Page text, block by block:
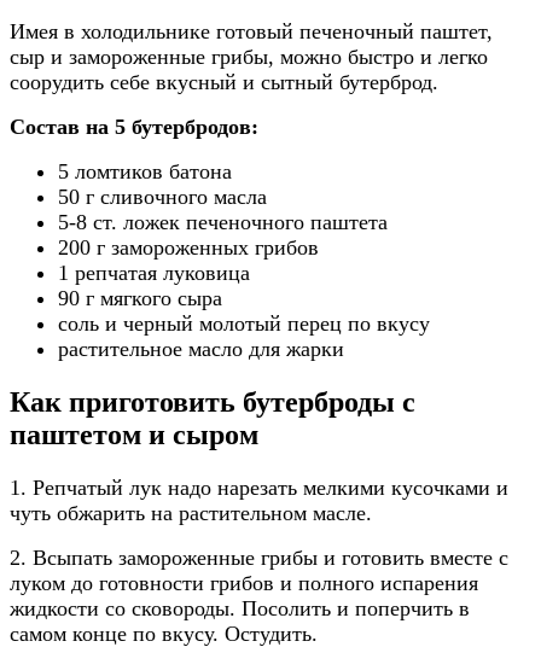
Имея в холодильнике готовый печеночный паштет,
сыр и замороженные грибы, можно быстро и легко
соорудить себе вкусный и сытный бутерброд.
Состав на 5 бутербродов:
5 ломтиков батона
50 г сливочного масла
5-8 ст. ложек печеночного паштета
200 г замороженных грибов
1 репчатая луковица
90 г мягкого сыра
соль и черный молотый перец по вкусу
растительное масло для жарки
Как приготовить бутерброды с
паштетом и сыром
1. Репчатый лук надо нарезать мелкими кусочками и
чуть обжарить на растительном масле.
2. Всыпать замороженные грибы и готовить вместе с
луком до готовности грибов и полного испарения
жидкости со сковороды. Посолить и поперчить в
самом конце по вкусу. Остудить.